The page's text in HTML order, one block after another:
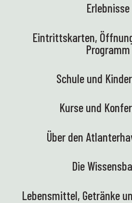
Erlebnisse
Eintrittskarten,
Programm
Schule und
Kurse und
Über den
Die
Lebensmittel, Getränke